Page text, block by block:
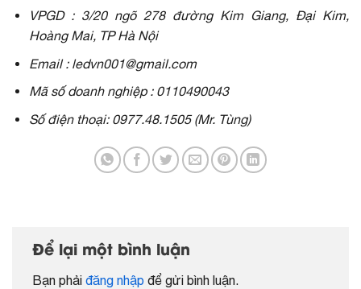
VPGD : 3/20 ngõ 278 đường Kim Giang, Đại Kim,
Hoàng Mai, TP Hà Nội
Email : ledvn001@gmail.com
Mã số doanh nghiệp : 0110490043
Số điện thoại: 0977.48.1505 (Mr. Tùng)
Để lại một bình luận
Bạn phải đăng nhập để gửi bình luận.